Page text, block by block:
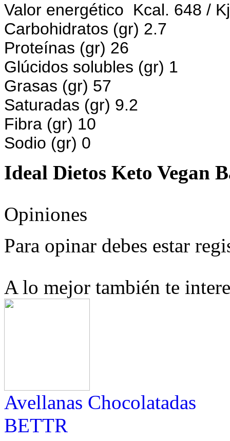
Valor energético Kcal. 648 /
Carbohidratos (gr) 2.7
Proteínas (gr) 26
Glúcidos solubles (gr) 1
Grasas (gr) 57
Saturadas (gr) 9.2
Fibra (gr) 10
Sodio (gr) 0
Ideal Dietos Keto Vegan
Opiniones
Para opinar debes estar
A lo mejor también te
Avellanas Chocolatadas
BETTR